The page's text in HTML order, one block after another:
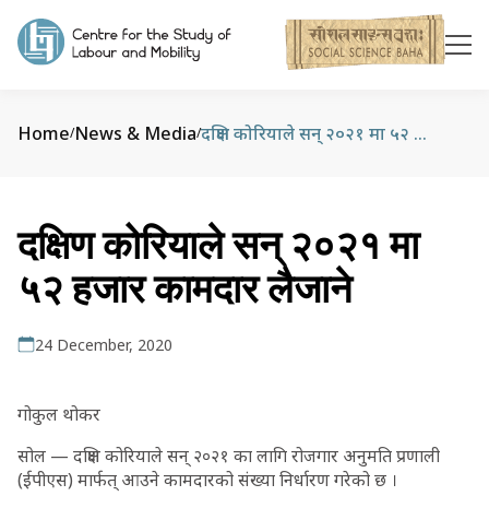
Home/News & Media/ दक्षिण कोरियाले सन् २०२१ मा ५२ हजार कामदार लैजाने
दक्षिण कोरियाले सन् २०२१ मा
५२ हजार कामदार लैजाने
24 December, 2020
गोकुल थोकर
सोल — दक्षिण कोरियाले सन् २०२१ का लागि रोजगार अनुमति प्रणाली
(ईपीएस) मार्फत् आउने कामदारको संख्या निर्धारण गरेको छ ।